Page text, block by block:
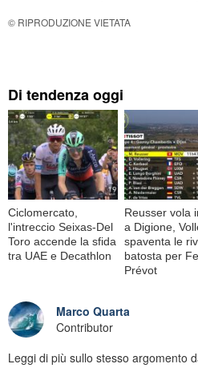
© RIPRODUZIONE VIETATA
Di tendenza oggi
Ciclomercato,
l'intreccio Seixas-Del
Toro accende la sfida
tra UAE e Decathlon
Reusser vola
a Digione,
spaventa le
batosta per
Prévot
Marco Quarta
Contributor
Leggi di più sullo stesso argomento